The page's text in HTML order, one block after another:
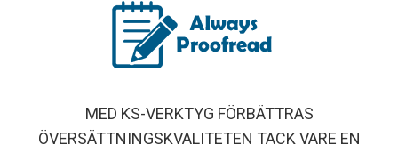
MED KS-VERKTYG FÖRBÄTTRAS
ÖVERSÄTTNINGSKVALITETEN TACK VARE EN